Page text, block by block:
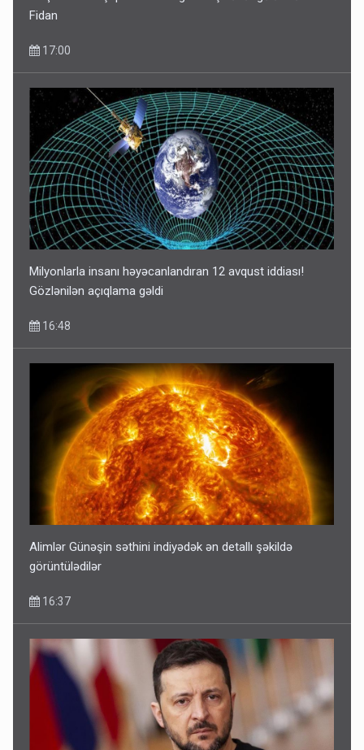
Fidan
17:00
Milyonlarla insanı həyəcanlandıran 12 avqust iddiası!
Gözlənilən açıqlama gəldi
16:48
Alimlər Günəşin səthini indiyədək ən detallı şəkildə
görüntülədilər
16:37